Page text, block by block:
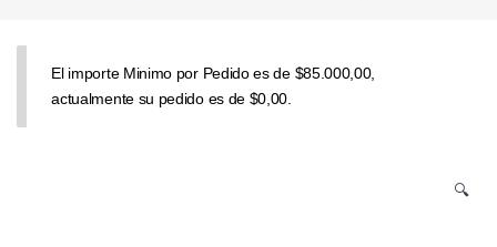
El importe Minimo por Pedido es de $85.000,00,
actualmente su pedido es de $0,00.
🔍